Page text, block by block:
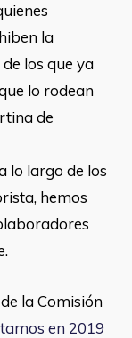
la
los que ya
lo rodean
de
lo largo de los
hemos
la Comisión
en 2019